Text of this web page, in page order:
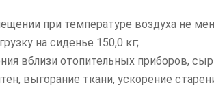
при температуре воздуха не
на сиденье 150,0 кг;
вблизи отопительных приборов,
выгорание ткани, ускорение